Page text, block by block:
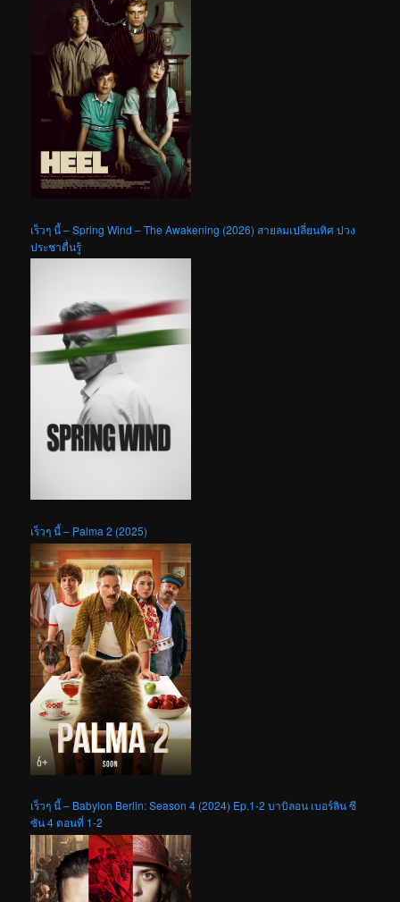
เร็วๆ นี้ – Spring Wind – The Awakening (2026) สายลมเปลี่ยนทิศ ปวง
ประชาตื่นรู้
เร็วๆ นี้ – Palma 2 (2025)
เร็วๆ นี้ – Babylon Berlin: Season 4 (2024) Ep.1-2 บาบิลอน เบอร์ลิน ซี
ซัน 4 ตอนที่ 1-2